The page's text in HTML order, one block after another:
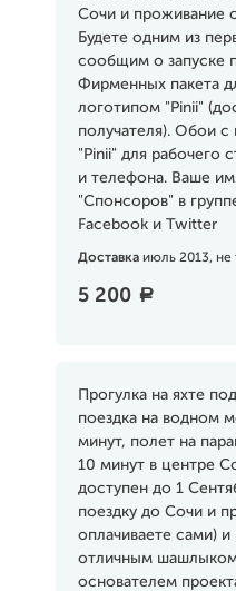
Сочи и проживание
Будете одним из
сообщим о запуске
Фирменных пакета
логотипом "Pinii"
получателя). Обои
"Pinii" для рабочего
и телефона. Ваше
"Спонсоров" в
Facebook и Twitter
Доставка июль 2013, не
5 200 a
Прогулка на яхте
поездка на водном
минут, полет на
10 минут в центре
доступен до 1
поездку до Сочи и
оплачиваете сами) и
отличным
основателем